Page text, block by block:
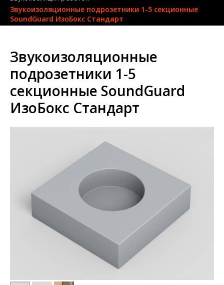
Звукоизоляционные подрозетники 1-5 секционные
SoundGuard ИзоБокс Стандарт
Звукоизоляционные
подрозетники 1-5
секционные SoundGuard
ИзоБокс Стандарт